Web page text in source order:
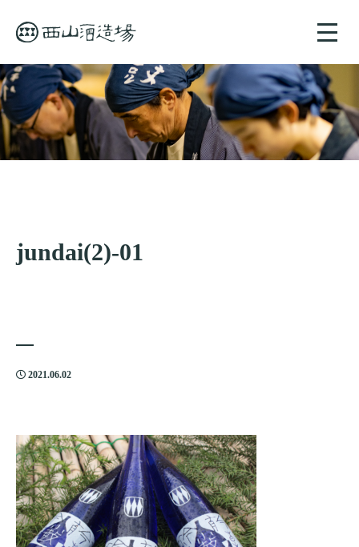
toggle
jundai(2)-01
2021.06.02